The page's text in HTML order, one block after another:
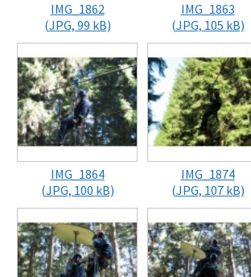
IMG_1862
(JPG, 99 kB)
IMG_1863
(JPG, 105 kB)
IMG_1864
(JPG, 100 kB)
IMG_1874
(JPG, 107 kB)